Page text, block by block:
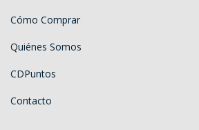
Cómo Comprar
Quiénes Somos
CDPuntos
Contacto